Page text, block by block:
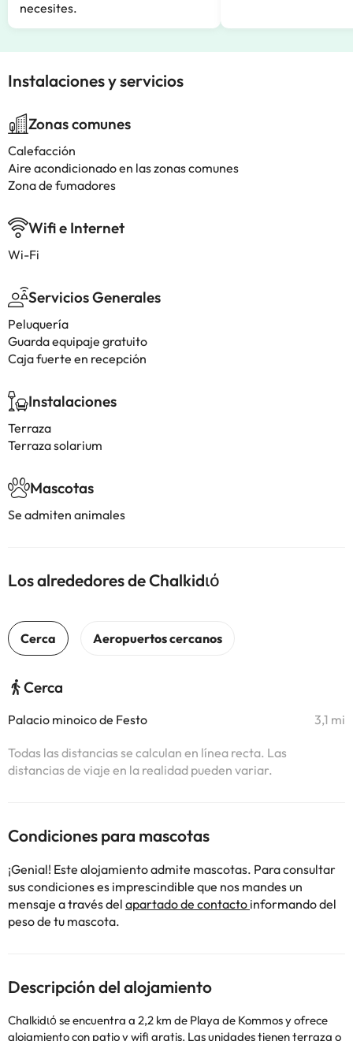
necesites.
Instalaciones y servicios
Zonas comunes
Calefacción
Aire acondicionado en las zonas comunes
Zona de fumadores
Wifi e Internet
Wi-Fi
Servicios Generales
Peluquería
Guarda equipaje gratuito
Caja fuerte en recepción
Instalaciones
Terraza
Terraza solarium
Mascotas
Se admiten animales
Los alrededores de Chalkidιό
Cerca
Palacio minoico de Festo 3,1 mi
Todas las distancias se calculan en línea recta. Las
distancias de viaje en la realidad pueden variar.
Condiciones para mascotas
¡Genial! Este alojamiento admite mascotas. Para consultar
sus condiciones es imprescindible que nos mandes un
mensaje a través del apartado de contacto informando del
peso de tu mascota.
Descripción del alojamiento
Chalkidιό se encuentra a 2,2 km de Playa de Kommos y ofrece
alojamiento con patio y wifi gratis. Las unidades tienen terraza o